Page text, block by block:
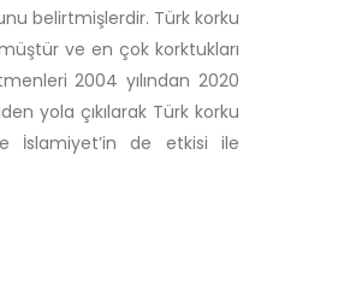
belirtmişlerdir. Türk korku
ve en çok korktukları
2004 yılından 2020
yola çıkılarak Türk korku
İslamiyet’in de etkisi ile